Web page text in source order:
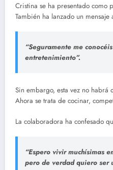
Cristina se ha presentado como
También ha lanzado un mensaje
“Seguramente me
entretenimiento”.
Sin embargo, esta vez no habrá
Ahora se trata de cocinar,
La colaboradora ha confesado
“Espero vivir muchísimas
pero de verdad quiero ser